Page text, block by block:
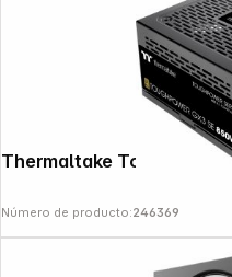
Número de producto:246369